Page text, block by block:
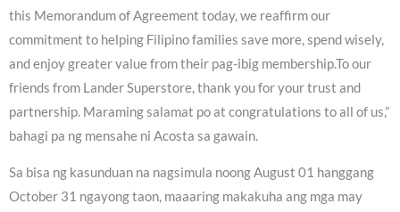
this Memorandum of Agreement today, we reaffirm our
commitment to helping Filipino families save more, spend wisely,
and enjoy greater value from their pag-ibig membership.To our
friends from Lander Superstore, thank you for your trust and
partnership. Maraming salamat po at congratulations to all of us,”
bahagi pa ng mensahe ni Acosta sa gawain.
Sa bisa ng kasunduan na nagsimula noong August 01 hanggang
October 31 ngayong taon, maaaring makakuha ang mga may